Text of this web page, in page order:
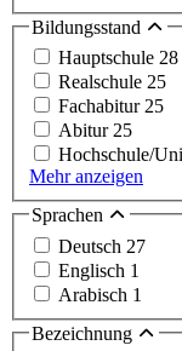
Bildungsstand
Hauptschule 28
Realschule 25
Fachabitur 25
Abitur 25
Hochschule/
Mehr anzeigen
Sprachen
Deutsch 27
Englisch 1
Arabisch 1
Bezeichnung